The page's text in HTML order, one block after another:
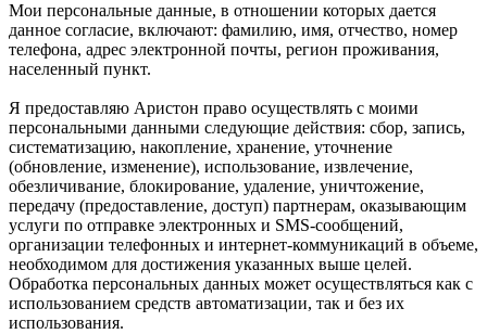
Мои персональные данные, в отношении которых дается
данное согласие, включают: фамилию, имя, отчество, номер
телефона, адрес электронной почты, регион проживания,
населенный пункт.
Я предоставляю Аристон право осуществлять с моими
персональными данными следующие действия: сбор, запись,
систематизацию, накопление, хранение, уточнение
(обновление, изменение), использование, извлечение,
обезличивание, блокирование, удаление, уничтожение,
передачу (предоставление, доступ) партнерам, оказывающим
услуги по отправке электронных и SMS‑сообщений,
организации телефонных и интернет‑коммуникаций в объеме,
необходимом для достижения указанных выше целей.
Обработка персональных данных может осуществляться как с
использованием средств автоматизации, так и без их
использования.